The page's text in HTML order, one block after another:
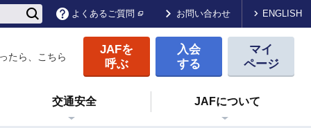
よくあるご質問 お問い合わせ ENGLISH
たら、こちら
JAFを
呼ぶ
入会
する
マイ
ページ
交通安全 JAFについて